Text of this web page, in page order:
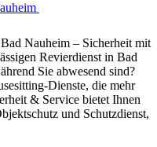
Nauheim – Sicherheit mit
Revierdienst in Bad
Sie abwesend sind?
Dienste, die mehr
& Service bietet Ihnen
und Schutzdienst,